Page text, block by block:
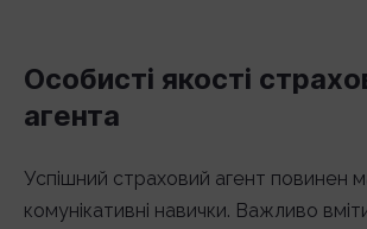
Особисті якості
агента
Успішний страховий агент повинен
комунікативні навички. Важливо